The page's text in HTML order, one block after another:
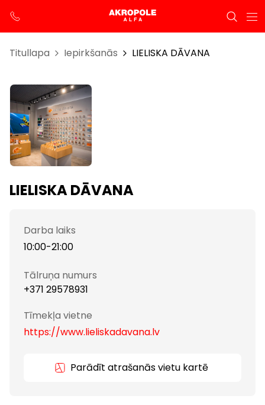
Titullapa Iepirkšanās LIELISKA DĀVANA
LIELISKA DĀVANA
Darba laiks
10:00-21:00
Tālruņa numurs
+371 29578931
Tīmekļa vietne
https://www.lieliskadavana.lv
Parādīt atrašanās vietu kartē